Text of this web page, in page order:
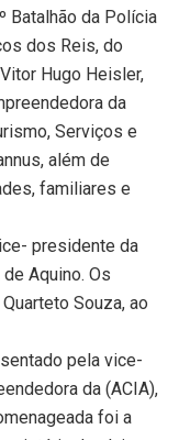
Batalhão da Polícia
dos Reis, do
Hugo Heisler,
da
Serviços e
além de
familiares e
presidente da
Aquino. Os
Souza, ao
pela vice-
da (ACIA),
foi a